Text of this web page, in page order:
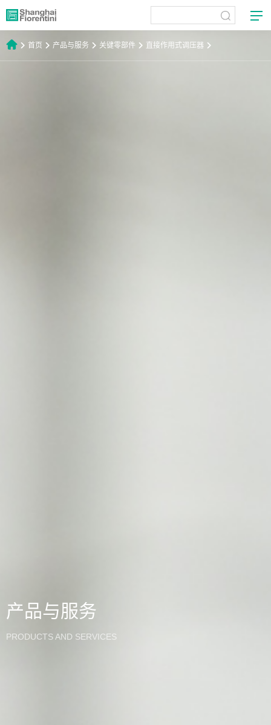
首页 产品与服务 关键零部件 直接作用式调压器
产品与服务
PRODUCTS AND SERVICES